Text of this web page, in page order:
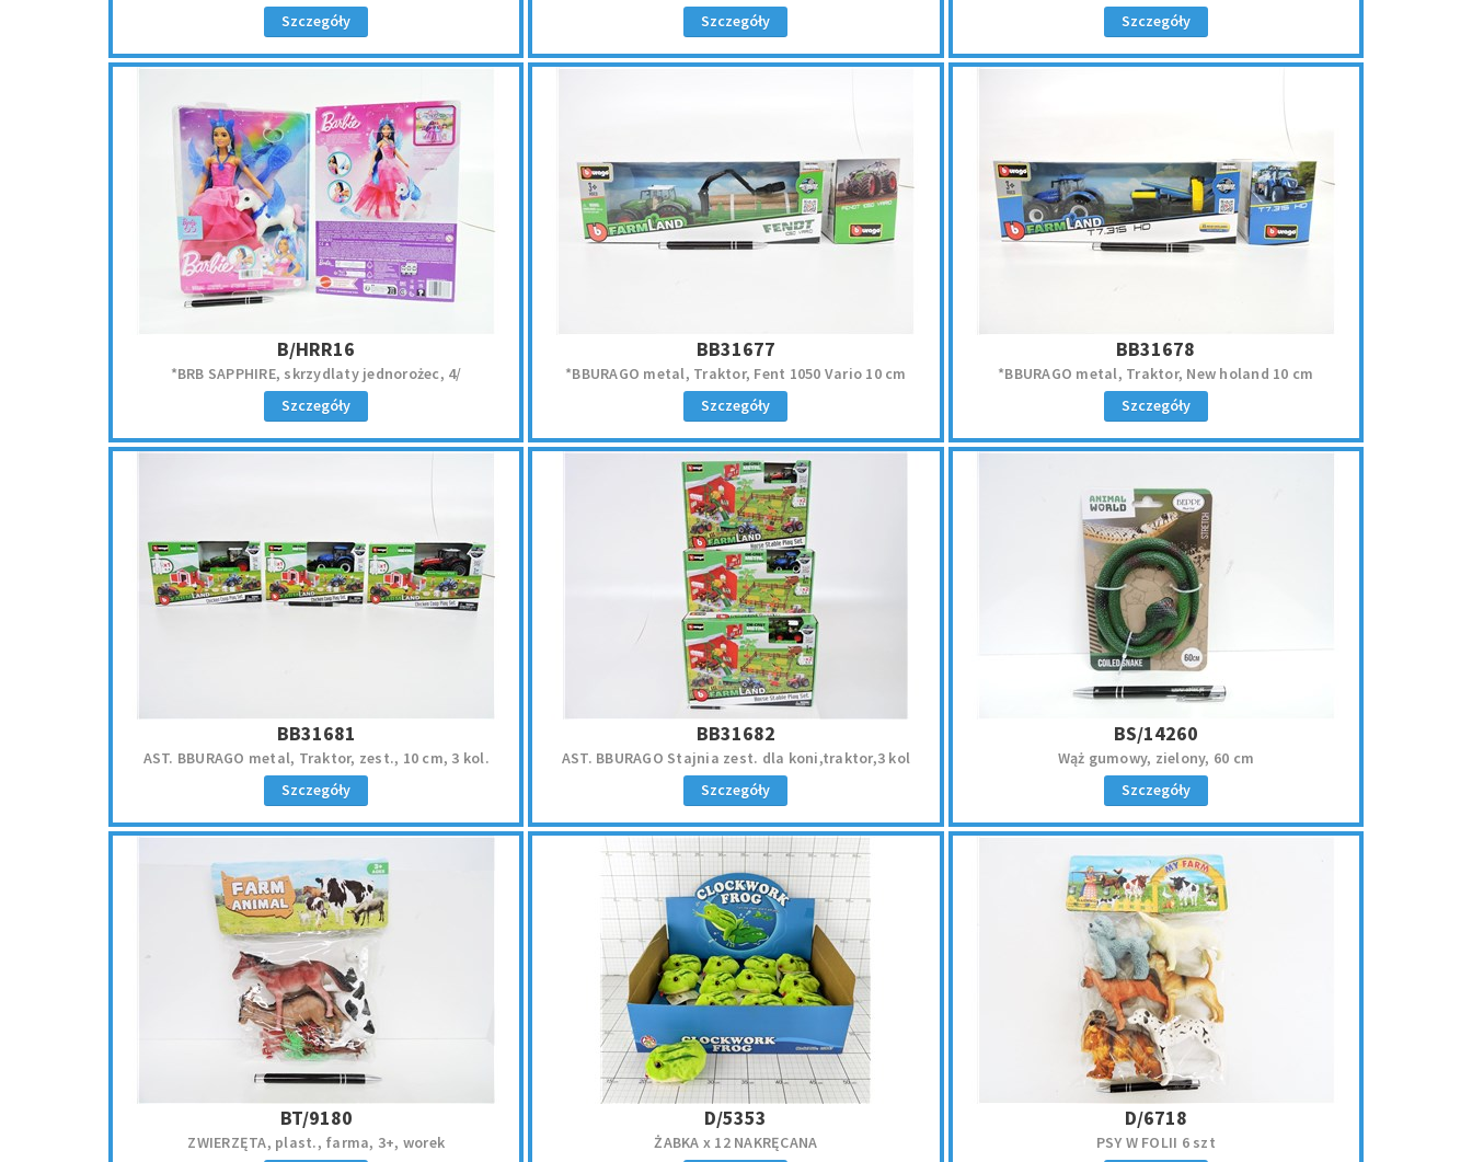
Szczegóły
Szczegóły
Szczegóły
B/HRR16
*BRB SAPPHIRE, skrzydlaty jednorożec, 4/
Szczegóły
BB31677
*BBURAGO metal, Traktor, Fent 1050 Vario 10 cm
Szczegóły
BB31678
*BBURAGO metal, Traktor, New holand 10 cm
Szczegóły
BB31681
AST. BBURAGO metal, Traktor, zest., 10 cm, 3 kol.
Szczegóły
BB31682
AST. BBURAGO Stajnia zest. dla koni,traktor,3 kol
Szczegóły
BS/14260
Wąż gumowy, zielony, 60 cm
Szczegóły
BT/9180
ZWIERZĘTA, plast., farma, 3+, worek
D/5353
ŻABKA x 12 NAKRĘCANA
D/6718
PSY W FOLII 6 szt